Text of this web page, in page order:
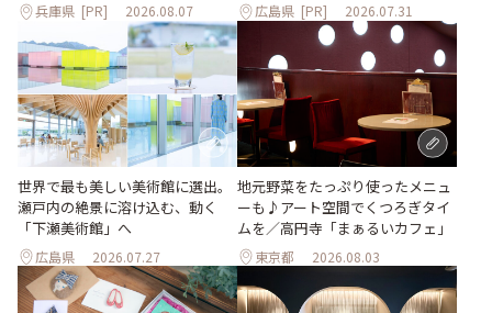
兵庫県 [PR] 2026.08.07 広島県 [PR] 2026.07.31
世界で最も美しい美術館に選出。
瀬戸内の絶景に溶け込む、動く
「下瀬美術館」へ
広島県 2026.07.27
地元野菜をたっぷり使ったメニュ
ーも♪アート空間でくつろぎタイ
ムを／高円寺「まぁるいカフェ」
東京都 2026.08.03